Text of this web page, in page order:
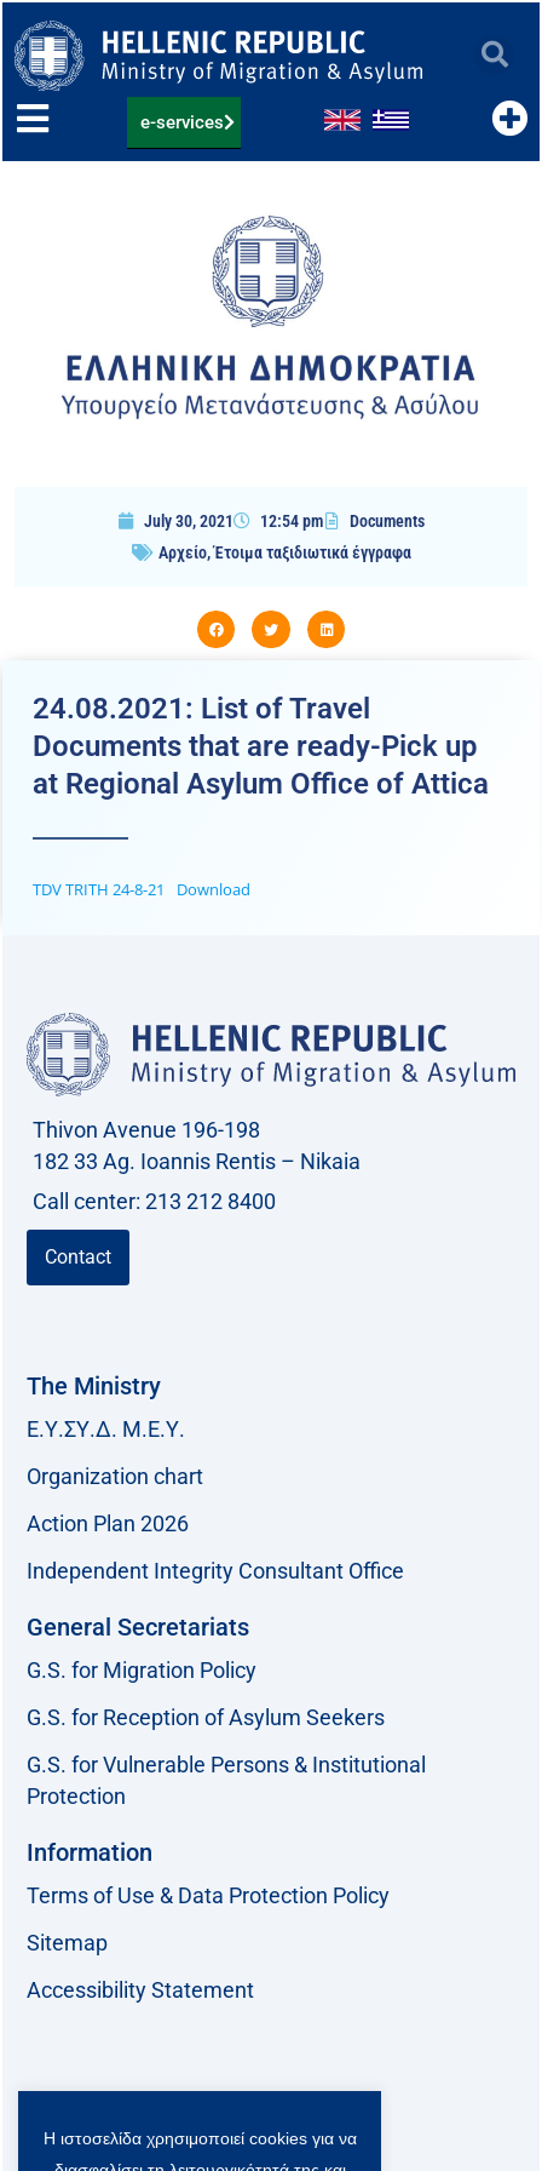
to
content
e-services
July 30, 2021 12:54 pm
Documents
Αρχείο,Έτοιμα ταξιδιωτικά έγγραφα
24.08.2021: List of Travel
Documents that are ready-Pick up
at Regional Asylum Office of Attica
TDV TRITH 24-8-21 Download
Thivon Avenue 196-198
182 33 Ag. Ioannis Rentis – Nikaia
Call center: 213 212 8400
Contact
The Ministry
Ε.Υ.ΣΥ.Δ. Μ.Ε.Υ.
Organization chart
Action Plan 2026
Independent Integrity Consultant Office
General Secretariats
G.S. for Migration Policy
G.S. for Reception of Asylum Seekers
G.S. for Vulnerable Persons & Institutional
Protection
Information
Terms of Use & Data Protection Policy
Sitemap
Accessibility Statement
F T L Y
Η ιστοσελίδα χρησιμοποιεί cookies για να